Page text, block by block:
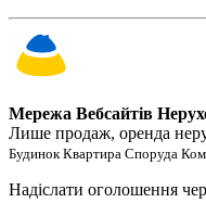
Мережа Вебсайтів
Лише продаж, оренда
Будинок Квартира Споруда
Надіслати оголошення